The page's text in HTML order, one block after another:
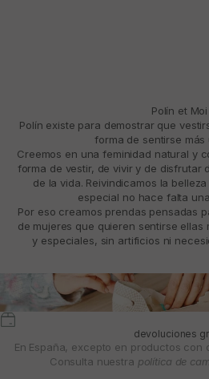
Polín et Moi
Polín existe para demostrar que
forma de sentirse más
Creemos en una feminidad natural y
forma de vestir, de vivir y de disfrutar
de la vida. Reivindicamos la
especial no hace falta
Por eso creamos prendas pensadas
de mujeres que quieren sentirse ellas
y especiales, sin artificios ni
devoluciones
En España, excepto en productos con
Consulta nuestra política de